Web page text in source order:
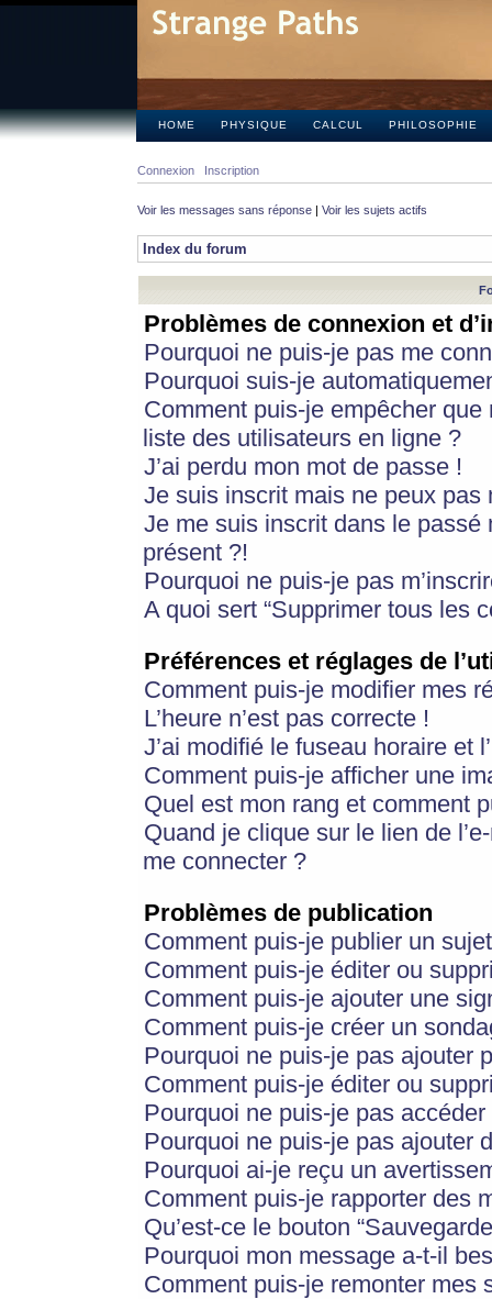
HOME PHYSIQUE CALCUL PHILOSOPHIE
Connexion Inscription
Voir les messages sans réponse | Voir les sujets actifs
Index du forum
Problèmes de connexion et
Pourquoi ne puis-je pas me
Pourquoi suis-je
Comment puis-je empêcher
liste des utilisateurs en ligne ?
J’ai perdu mon mot de passe !
Je suis inscrit mais ne peux pas
Je me suis inscrit dans le
présent ?!
Pourquoi ne puis-je pas
A quoi sert “Supprimer tous les
Préférences et réglages de
Comment puis-je modifier mes
L’heure n’est pas correcte !
J’ai modifié le fuseau horaire et
Comment puis-je afficher une
Quel est mon rang et comment
Quand je clique sur le lien de
me connecter ?
Problèmes de publication
Comment puis-je publier un
Comment puis-je éditer ou
Comment puis-je ajouter une
Comment puis-je créer un
Pourquoi ne puis-je pas ajouter
Comment puis-je éditer ou
Pourquoi ne puis-je pas
Pourquoi ne puis-je pas ajouter
Pourquoi ai-je reçu un
Comment puis-je rapporter des
Qu’est-ce le bouton
Pourquoi mon message a-t-il
Comment puis-je remonter mes